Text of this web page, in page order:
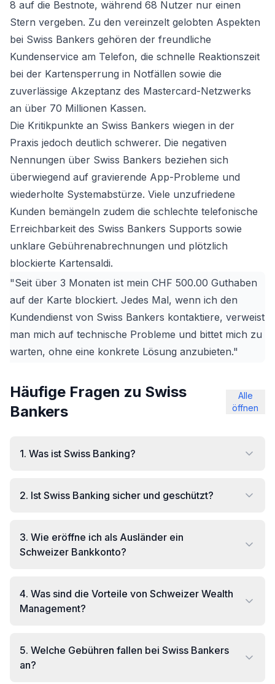
8 auf die Bestnote, während 68 Nutzer nur einen
Stern vergeben. Zu den vereinzelt gelobten Aspekten
bei Swiss Bankers gehören der freundliche
Kundenservice am Telefon, die schnelle Reaktionszeit
bei der Kartensperrung in Notfällen sowie die
zuverlässige Akzeptanz des Mastercard-Netzwerks
an über 70 Millionen Kassen.
Die Kritikpunkte an Swiss Bankers wiegen in der
Praxis jedoch deutlich schwerer. Die negativen
Nennungen über Swiss Bankers beziehen sich
überwiegend auf gravierende App-Probleme und
wiederholte Systemabstürze. Viele unzufriedene
Kunden bemängeln zudem die schlechte telefonische
Erreichbarkeit des Swiss Bankers Supports sowie
unklare Gebührenabrechnungen und plötzlich
blockierte Kartensaldi.
"Seit über 3 Monaten ist mein CHF 500.00 Guthaben
auf der Karte blockiert. Jedes Mal, wenn ich den
Kundendienst von Swiss Bankers kontaktiere, verweist
man mich auf technische Probleme und bittet mich zu
warten, ohne eine konkrete Lösung anzubieten."
Häufige Fragen zu Swiss
Bankers
Alle
öffnen
1. Was ist Swiss Banking?
2. Ist Swiss Banking sicher und geschützt?
3. Wie eröffne ich als Ausländer ein
Schweizer Bankkonto?
4. Was sind die Vorteile von Schweizer Wealth
Management?
5. Welche Gebühren fallen bei Swiss Bankers
an?